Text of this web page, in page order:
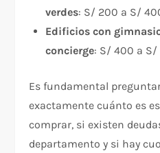
verdes: S/ 200 a S/
Edificios con
concierge: S/ 400 a
Es fundamental
exactamente cuánto es
comprar, si existen
departamento y si hay